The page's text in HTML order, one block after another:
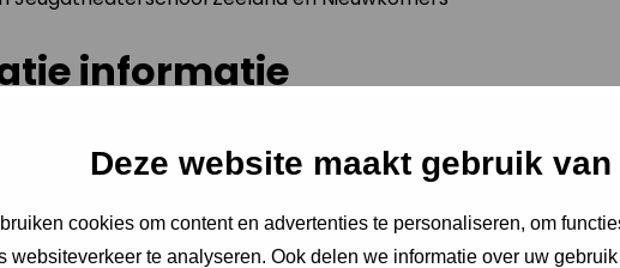
Deze website maakt gebruik
cookies om content en advertenties te personaliseren, om
websiteverkeer te analyseren. Ook delen we informatie over uw
informatie
Eindeloos Eiland Festival
informatie